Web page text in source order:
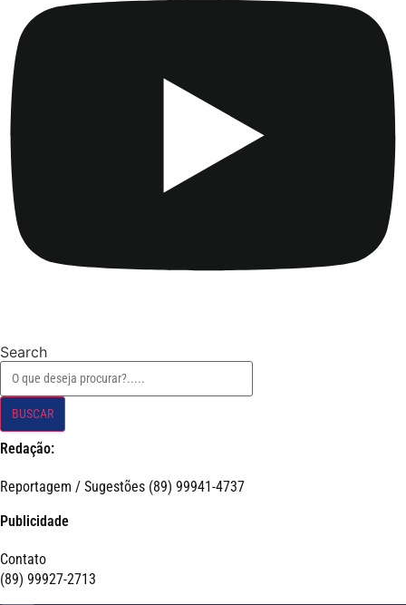
Search
BUSCAR
Redação:
Reportagem / Sugestões (89) 99941-4737
Publicidade
Contato
(89) 99927-2713